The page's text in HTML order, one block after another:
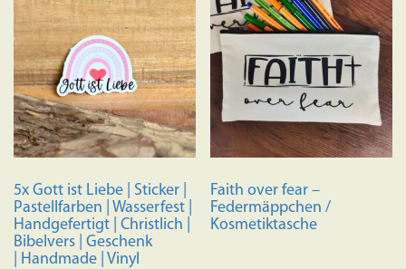
5x Gott ist Liebe | Sticker |
Pastellfarben | Wasserfest |
Handgefertigt | Christlich |
Bibelvers | Geschenk
| Handmade | Vinyl
Faith over fear –
Federmäppchen /
Kosmetiktasche